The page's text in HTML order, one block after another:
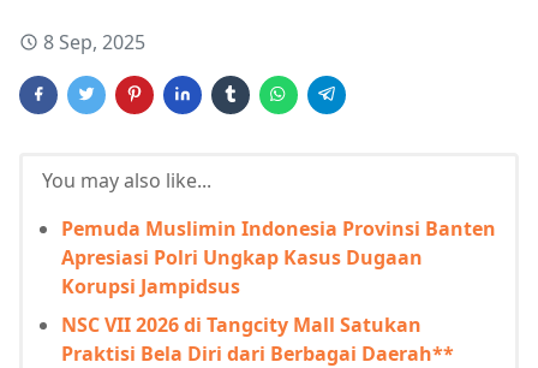
8 Sep, 2025
You may also like...
Pemuda Muslimin Indonesia Provinsi Banten
Apresiasi Polri Ungkap Kasus Dugaan
Korupsi Jampidsus
NSC VII 2026 di Tangcity Mall Satukan
Praktisi Bela Diri dari Berbagai Daerah**